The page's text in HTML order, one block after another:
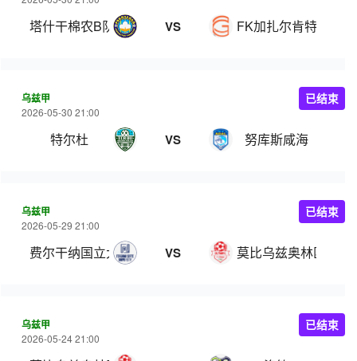
塔什干棉农B队 VS FK加扎尔肯特
乌兹甲
2026-05-30 21:00
特尔杜 VS 努库斯咸海
已结束
乌兹甲
2026-05-29 21:00
费尔干纳国立大学 VS 莫比乌兹奥林匹克
已结束
乌兹甲
2026-05-24 21:00
已结束